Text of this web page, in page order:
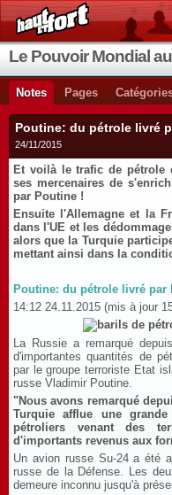
Le Pouvoir Mondial
Notes Pages
Poutine: du pétrole livré
24/11/2015
Et voilà le trafic de pétrole
ses mercenaires de
par Poutine !
Ensuite l'Allemagne et la
dans l'UE et les
alors que la Turquie
mettant ainsi dans la
Poutine: du pétrole livré par
14:12 24.11.2015 (mis à jour
La Russie a remarqué
d'importantes quantités de
par le groupe terroriste Etat
russe Vladimir Poutine.
"Nous avons remarqué
Turquie afflue une
pétroliers venant des
d'importants revenus aux
Un avion russe Su-24 a été
russe de la Défense. Les
demeure inconnu jusqu'à